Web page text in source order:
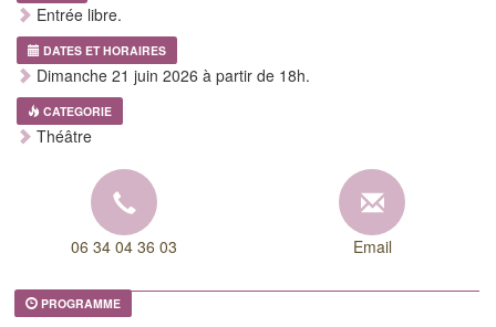
Entrée libre.
DATES ET HORAIRES
Dimanche 21 juin 2026 à partir de 18h.
CATEGORIE
Théâtre
06 34 04 36 03 Email
PROGRAMME